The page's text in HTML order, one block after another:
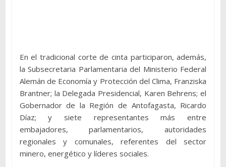
En el tradicional corte de cinta participaron, además,
la Subsecretaria Parlamentaria del Ministerio Federal
Alemán de Economía y Protección del Clima, Franziska
Brantner; la Delegada Presidencial, Karen Behrens; el
Gobernador de la Región de Antofagasta, Ricardo
Díaz; y siete representantes más entre
embajadores, parlamentarios, autoridades
regionales y comunales, referentes del sector
minero, energético y líderes sociales.